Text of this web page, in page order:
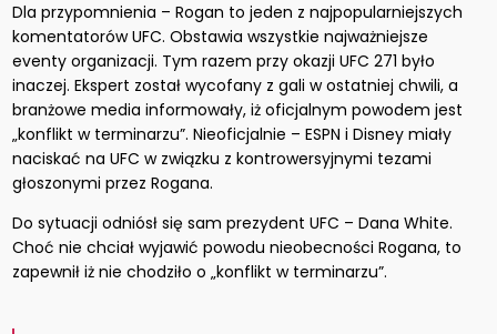
Dla przypomnienia – Rogan to jeden z najpopularniejszych
komentatorów UFC. Obstawia wszystkie najważniejsze
eventy organizacji. Tym razem przy okazji UFC 271 było
inaczej. Ekspert został wycofany z gali w ostatniej chwili, a
branżowe media informowały, iż oficjalnym powodem jest
„konflikt w terminarzu”. Nieoficjalnie – ESPN i Disney miały
naciskać na UFC w związku z kontrowersyjnymi tezami
głoszonymi przez Rogana.
Do sytuacji odniósł się sam prezydent UFC – Dana White.
Choć nie chciał wyjawić powodu nieobecności Rogana, to
zapewnił iż nie chodziło o „konflikt w terminarzu”.